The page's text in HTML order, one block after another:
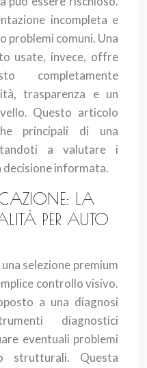
incompleta e
problemi comuni. Una
usate, invece, offre
completamente
trasparenza e un
Questo articolo
principali di una
a valutare i
decisione informata.
LA
PER AUTO
selezione premium
controllo visivo.
a una diagnosi
diagnostici
eventuali problemi
strutturali. Questa